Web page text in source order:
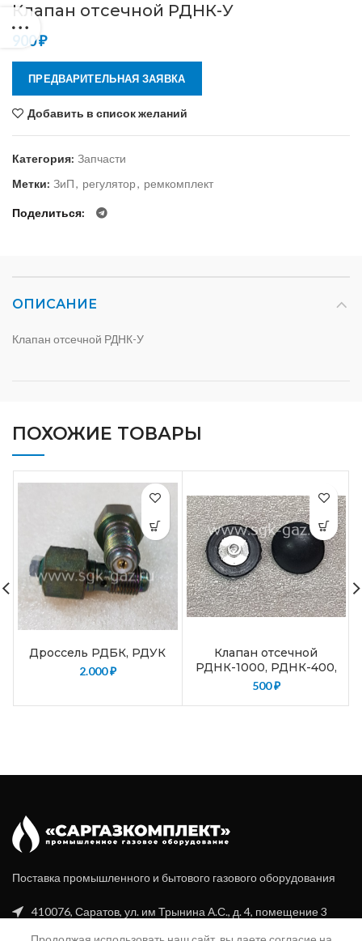
Клапан отсечной РДНК-У
900₽
ПРЕДВАРИТЕЛЬНАЯ ЗАЯВКА
Добавить в список желаний
Категория: Запчасти
Метки: ЗиП, регулятор, ремкомплект
Поделиться
ОПИСАНИЕ
Клапан отсечной РДНК-У
ПОХОЖИЕ ТОВАРЫ
Дроссель РДБК, РДУК
2.000₽
Клапан отсечной
РДНК-1000, РДНК-400,
РДНК-400М, РДНК-У
500₽
Поставка промышленного и бытового газового оборудования
410076, Саратов, ул. им Трынина А.С., д. 4, помещение 3